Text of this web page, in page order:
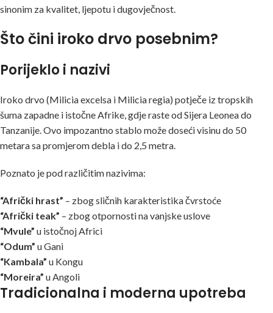
sinonim za kvalitet, ljepotu i dugovječnost.
Što čini iroko drvo posebnim?
Porijeklo i nazivi
Iroko drvo (Milicia excelsa i Milicia regia) potječe iz tropskih
šuma zapadne i istočne Afrike, gdje raste od Sijera Leonea do
Tanzanije. Ovo impozantno stablo može doseći visinu do 50
metara sa promjerom debla i do 2,5 metra.
Poznato je pod različitim nazivima:
“Afrički hrast” – zbog sličnih karakteristika čvrstoće
“Afrički teak” – zbog otpornosti na vanjske uslove
“Mvule” u istočnoj Africi
“Odum” u Gani
“Kambala” u Kongu
“Moreira” u Angoli
Tradicionalna i moderna upotreba